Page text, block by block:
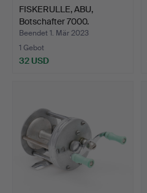
FISKERULLE, ABU,
Botschafter 7000.
Beendet 1. Mär 2023
1 Gebot
32 USD